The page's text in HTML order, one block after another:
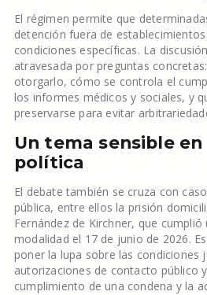
El régimen permite que
detención fuera de
condiciones específicas. La
atravesada por preguntas
otorgarlo, cómo se controla el
los informes médicos y sociales, y
preservarse para evitar
Un tema sensible
política
El debate también se cruza con
pública, entre ellos la prisión
Fernández de Kirchner, que
modalidad el 17 de junio de 2026.
poner la lupa sobre las condiciones
autorizaciones de contacto público
cumplimiento de una condena y la